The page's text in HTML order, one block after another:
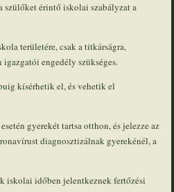
érintő iskolai szabályzat a
területére, csak a titkárságra,
igazgatói engedély szükséges.
kísérhetik el, és vehetik el
gyerekét tartsa otthon, és jelezze az
diagnosztizálnak gyerekénél, a
iskolai időben jelentkeznek fertőzési